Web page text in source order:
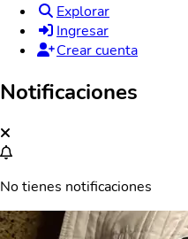
Explorar
Ingresar
Crear cuenta
Notificaciones
No tienes notificaciones